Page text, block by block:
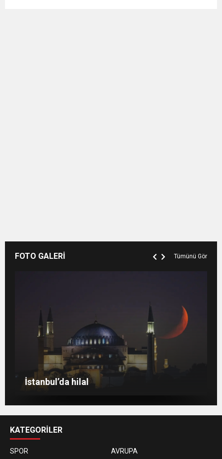
FOTO GALERİ Tümünü Gör
Venedik eski günlerini arıyor
İstanbul’da hilal
Berlin’de 8 Mart Dünya Kadınlar Günü
gösterisi
KATEGORİLER
SPOR AVRUPA